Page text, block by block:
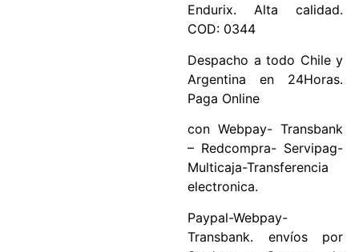
Endurix. Alta calidad.
COD: 0344
Despacho a todo Chile y
Argentina en 24Horas.
Paga Online
con Webpay- Transbank
– Redcompra- Servipag-
Multicaja-Transferencia
electronica.
Paypal-Webpay-
Transbank. envíos por